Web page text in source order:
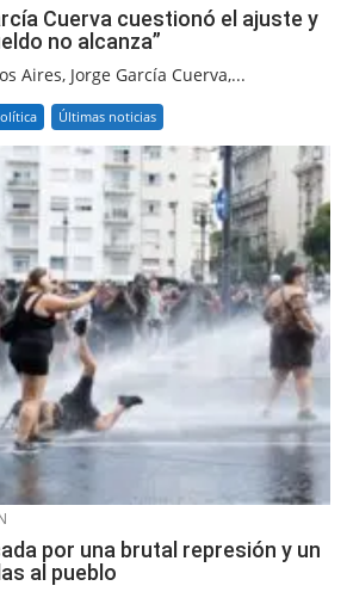
Cuerva cuestionó el ajuste y
no alcanza”
Aires, Jorge García Cuerva,...
Últimas noticias
por una brutal represión y un
al pueblo